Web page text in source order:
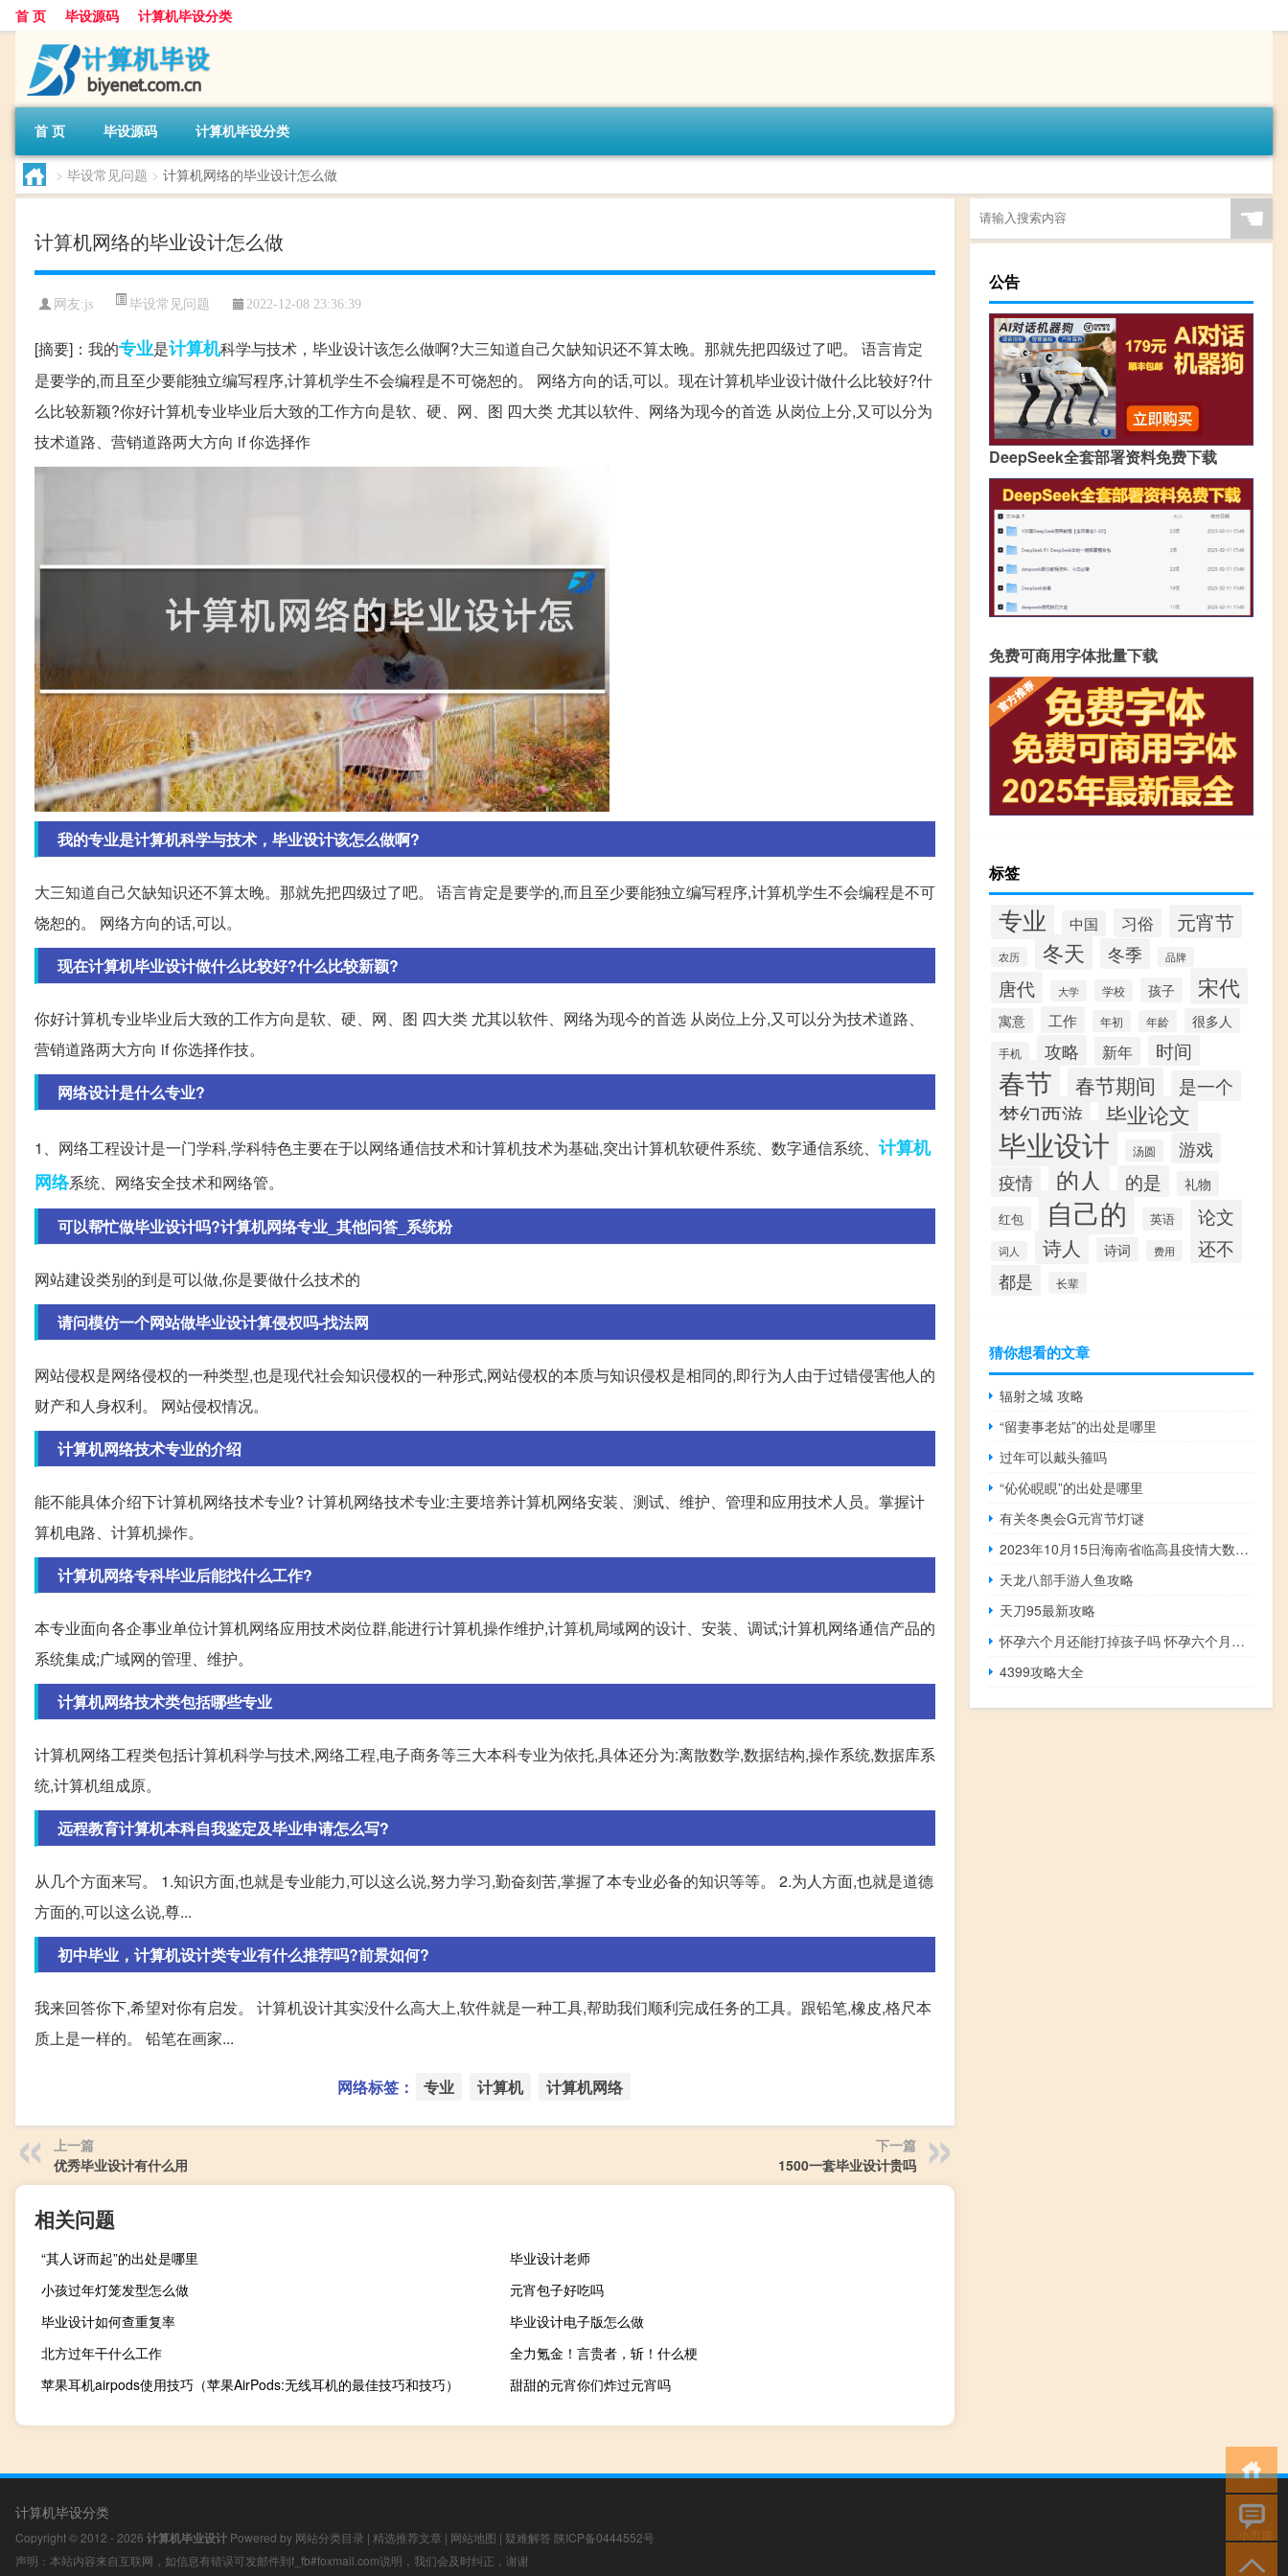
首 页 毕设源码 计算机毕设分类
首 页 毕设源码 计算机毕设分类
> 毕设常见问题 > 计算机网络的毕业设计怎么做
计算机网络的毕业设计怎么做
网友:js 毕设常见问题 2022-12-08 23:36:39
[摘要]：我的专业是计算机科学与技术，毕业设计该怎么做啊?大三知道自己欠缺知识还不算太晚。那就先把四级过了吧。 语言肯定
是要学的,而且至少要能独立编写程序,计算机学生不会编程是不可饶恕的。 网络方向的话,可以。现在计算机毕业设计做什么比较好?什
么比较新颖?你好计算机专业毕业后大致的工作方向是软、硬、网、图 四大类 尤其以软件、网络为现今的首选 从岗位上分,又可以分为
技术道路、营销道路两大方向 if 你选择作
我的专业是计算机科学与技术，毕业设计该怎么做啊?
大三知道自己欠缺知识还不算太晚。那就先把四级过了吧。 语言肯定是要学的,而且至少要能独立编写程序,计算机学生不会编程是不可
饶恕的。 网络方向的话,可以。
现在计算机毕业设计做什么比较好?什么比较新颖?
你好计算机专业毕业后大致的工作方向是软、硬、网、图 四大类 尤其以软件、网络为现今的首选 从岗位上分,又可以分为技术道路、
营销道路两大方向 if 你选择作技。
网络设计是什么专业?
1、网络工程设计是一门学科,学科特色主要在于以网络通信技术和计算机技术为基础,突出计算机软硬件系统、数字通信系统、 计算机
网络系统、网络安全技术和网络管。
可以帮忙做毕业设计吗?计算机网络专业_其他问答_系统粉
网站建设类别的到是可以做,你是要做什么技术的
请问模仿一个网站做毕业设计算侵权吗-找法网
网站侵权是网络侵权的一种类型,也是现代社会知识侵权的一种形式,网站侵权的本质与知识侵权是相同的,即行为人由于过错侵害他人的
财产和人身权利。 网站侵权情况。
计算机网络技术专业的介绍
能不能具体介绍下计算机网络技术专业? 计算机网络技术专业:主要培养计算机网络安装、测试、维护、管理和应用技术人员。掌握计
算机电路、计算机操作。
计算机网络专科毕业后能找什么工作?
本专业面向各企事业单位计算机网络应用技术岗位群,能进行计算机操作维护,计算机局域网的设计、安装、调试;计算机网络通信产品的
系统集成;广域网的管理、维护。
计算机网络技术类包括哪些专业
计算机网络工程类包括计算机科学与技术,网络工程,电子商务等三大本科专业为依托,具体还分为:离散数学,数据结构,操作系统,数据库系
统,计算机组成原。
远程教育计算机本科自我鉴定及毕业申请怎么写?
从几个方面来写。 1.知识方面,也就是专业能力,可以这么说,努力学习,勤奋刻苦,掌握了本专业必备的知识等等。 2.为人方面,也就是道德
方面的,可以这么说,尊...
初中毕业，计算机设计类专业有什么推荐吗?前景如何?
我来回答你下,希望对你有启发。 计算机设计其实没什么高大上,软件就是一种工具,帮助我们顺利完成任务的工具。跟铅笔,橡皮,格尺本
质上是一样的。 铅笔在画家...
网络标签： 专业 计算机 计算机网络
上一篇
优秀毕业设计有什么用
下一篇
1500一套毕业设计贵吗
相关问题
“其人讶而起”的出处是哪里
毕业设计老师
小孩过年灯笼发型怎么做
元宵包子好吃吗
毕业设计如何查重复率
毕业设计电子版怎么做
北方过年干什么工作
全力氪金！言贵者，斩！什么梗
苹果耳机airpods使用技巧（苹果AirPods:无线耳机的最佳技巧和技巧）
甜甜的元宵你们炸过元宵吗
☚
公告
DeepSeek全套部署资料免费下载
免费可商用字体批量下载
标签
专业 中国 习俗 元宵节
农历 冬天 冬季 品牌
唐代 大学 学校 孩子 宋代
寓意 工作 年初 年龄 很多人
手机 攻略 新年 时间
春节 春节期间 是一个
梦幻西游 毕业论文
毕业设计 汤圆 游戏
疫情 的人 的是 礼物
红包 自己的 英语 论文
词人 诗人 诗词 费用 还不
都是 长辈
猜你想看的文章
辐射之城 攻略
“留妻事老姑”的出处是哪里
过年可以戴头箍吗
“伈伈睍睍”的出处是哪里
有关冬奥会G元宵节灯谜
2023年10月15日海南省临高县疫情大数据-今日/今天疫情全网搜索最新实时消息动态情况通知播报
天龙八部手游人鱼攻略
天刀95最新攻略
怀孕六个月还能打掉孩子吗 怀孕六个月是否可以选择终止妊娠？
4399攻略大全
计算机毕设分类
Copyright © 2012 - 2026 计算机毕业设计 Powered by 网站分类目录 | 精选推荐文章 | 网站地图 | 疑难解答 陕ICP备0444552号
声明：本站内容来自互联网，如信息有错误可发邮件到f_fb#foxmail.com说明，我们会及时纠正，谢谢
小男孩